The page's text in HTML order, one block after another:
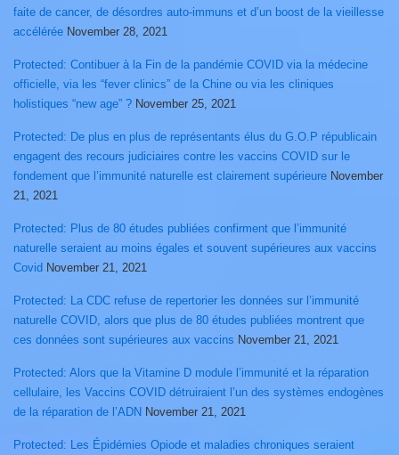
faite de cancer, de désordres auto-immuns et d’un boost de la vieillesse
accélérée November 28, 2021
Protected: Contibuer à la Fin de la pandémie COVID via la médecine
officielle, via les “fever clinics” de la Chine ou via les cliniques
holistiques “new age” ? November 25, 2021
Protected: De plus en plus de représentants élus du G.O.P républicain
engagent des recours judiciaires contre les vaccins COVID sur le
fondement que l’immunité naturelle est clairement supérieure November
21, 2021
Protected: Plus de 80 études publiées confirment que l’immunité
naturelle seraient au moins égales et souvent supérieures aux vaccins
Covid November 21, 2021
Protected: La CDC refuse de repertorier les données sur l’immunité
naturelle COVID, alors que plus de 80 études publiées montrent que
ces données sont supérieures aux vaccins November 21, 2021
Protected: Alors que la Vitamine D module l’immunité et la réparation
cellulaire, les Vaccins COVID détruiraient l’un des systèmes endogènes
de la réparation de l’ADN November 21, 2021
Protected: Les Épidémies Opiode et maladies chroniques seraient